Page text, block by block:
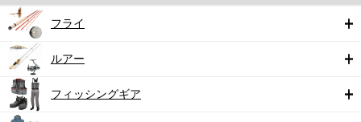
フライ
ルアー
フィッシングギア